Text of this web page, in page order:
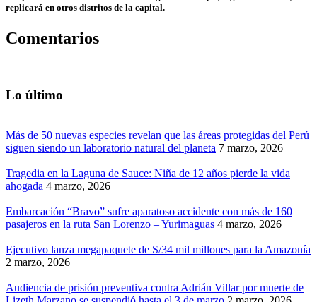
replicará en otros distritos de la capital.
Comentarios
Lo último
Más de 50 nuevas especies revelan que las áreas protegidas del Perú
siguen siendo un laboratorio natural del planeta 7 marzo, 2026
Tragedia en la Laguna de Sauce: Niña de 12 años pierde la vida
ahogada 4 marzo, 2026
Embarcación “Bravo” sufre aparatoso accidente con más de 160
pasajeros en la ruta San Lorenzo – Yurimaguas 4 marzo, 2026
Ejecutivo lanza megapaquete de S/34 mil millones para la Amazonía
2 marzo, 2026
Audiencia de prisión preventiva contra Adrián Villar por muerte de